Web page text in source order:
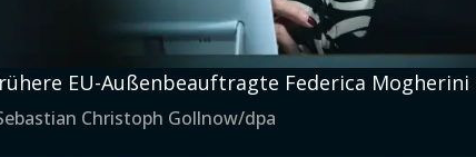
EU-Außenbeauftragte Federica
Christoph Gollnow/dpa